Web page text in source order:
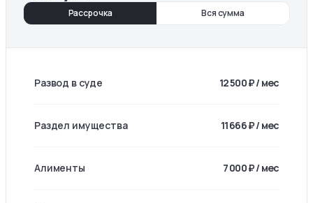
Рассрочка Вся сумма
Развод в суде 12 500 ₽ / мес
Раздел имущества 11 666 ₽ / мес
Алименты 7 000 ₽ / мес